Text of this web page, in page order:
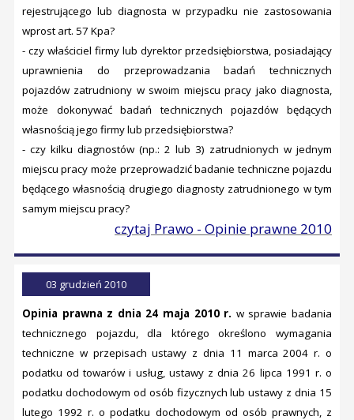
rejestrującego lub diagnosta w przypadku nie zastosowania
wprost art. 57 Kpa?
- czy właściciel firmy lub dyrektor przedsiębiorstwa, posiadający
uprawnienia do przeprowadzania badań technicznych
pojazdów zatrudniony w swoim miejscu pracy jako diagnosta,
może dokonywać badań technicznych pojazdów będących
własnością jego firmy lub przedsiębiorstwa?
- czy kilku diagnostów (np.: 2 lub 3) zatrudnionych w jednym
miejscu pracy może przeprowadzić badanie techniczne pojazdu
będącego własnością drugiego diagnosty zatrudnionego w tym
samym miejscu pracy?
czytaj Prawo - Opinie prawne 2010
03 grudzień 2010
Opinia prawna z dnia 24 maja 2010 r. w sprawie badania
technicznego pojazdu, dla którego określono wymagania
techniczne w przepisach ustawy z dnia 11 marca 2004 r. o
podatku od towarów i usług, ustawy z dnia 26 lipca 1991 r. o
podatku dochodowym od osób fizycznych lub ustawy z dnia 15
lutego 1992 r. o podatku dochodowym od osób prawnych, z